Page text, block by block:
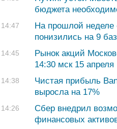
бюджета
14:47
На прошлой неделе
понизились на 9
14:45
Рынок акций
14:30 мск 15 апреля
14:38
Чистая прибыль
выросла на 17%
14:26
Сбер внедрил
финансовых